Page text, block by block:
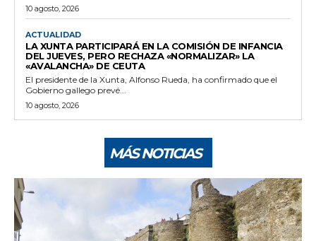
10 agosto, 2026
ACTUALIDAD
LA XUNTA PARTICIPARÁ EN LA COMISIÓN DE INFANCIA
DEL JUEVES, PERO RECHAZA «NORMALIZAR» LA
«AVALANCHA» DE CEUTA
El presidente de la Xunta, Alfonso Rueda, ha confirmado que el
Gobierno gallego prevé...
10 agosto, 2026
MÁS NOTICIAS